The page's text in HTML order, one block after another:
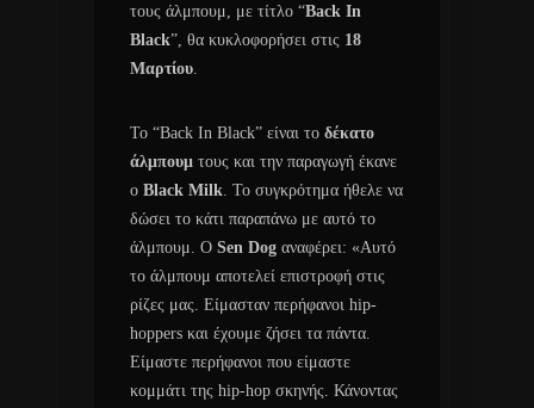
τους άλμπουμ, με τίτλο “Back In
Black”, θα κυκλοφορήσει στις 18
Μαρτίου
Το “Back In Black” είναι το δέκατο
άλμπουμ τους και την παραγωγή έκανε
ο Black Milk . To συγκρότημα ήθελε να
δώσει το κάτι παραπάνω με αυτό το
άλμπουμ. Ο Sen Dog αναφέρει: «Αυτό
το άλμπουμ αποτελεί επιστροφή στις
ρίζες μας. Είμασταν περήφανοι hip-
hoppers και έχουμε ζήσει τα πάντα.
Είμαστε περήφανοι που είμαστε
κομμάτι της hip-hop σκηνής. Κάνοντας